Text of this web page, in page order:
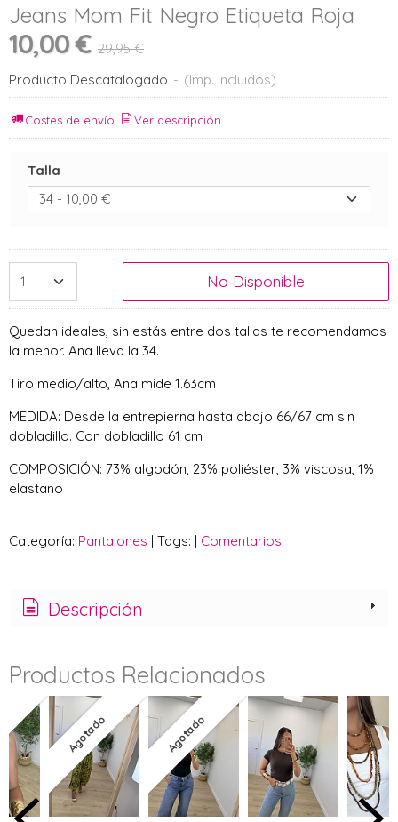
Jeans Mom Fit Negro Etiqueta Roja
10,00 € 29,95 €
Producto Descatalogado - (Imp. Incluidos)
Costes de envío Ver descripción
Talla
No Disponible
Quedan ideales, sin estás entre dos tallas te recomendamos
la menor. Ana lleva la 34.
Tiro medio/alto, Ana mide 1.63cm
MEDIDA: Desde la entrepierna hasta abajo 66/67 cm sin
dobladillo. Con dobladillo 61 cm
COMPOSICIÓN: 73% algodón, 23% poliéster, 3% viscosa, 1%
elastano
Categoría: Pantalones | Tags: | Comentarios
Descripción
Productos Relacionados
Agotado Agotado